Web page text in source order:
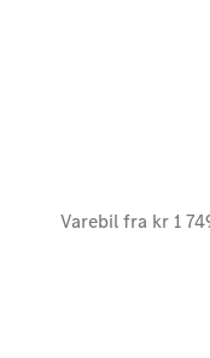
Varebil fra kr 1